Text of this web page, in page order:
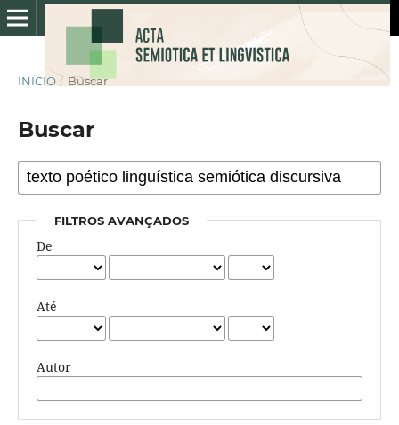
INÍCIO / Buscar
Buscar
FILTROS AVANÇADOS
De
Até
Autor